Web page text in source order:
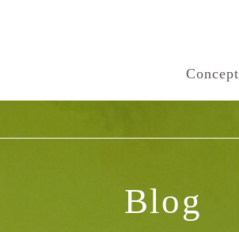
Concept
Blog